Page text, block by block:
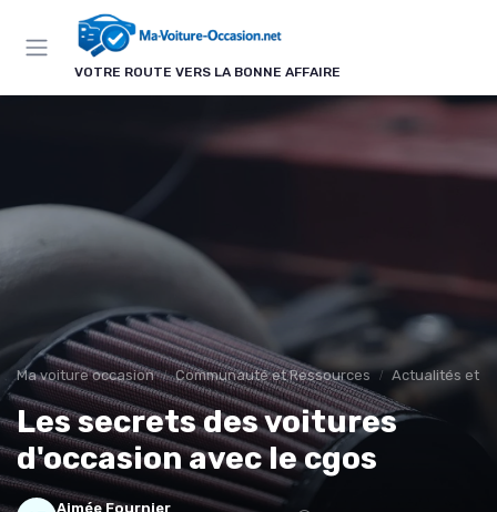
VOTRE ROUTE VERS LA BONNE AFFAIRE
Ma voiture occasion Communauté et Ressources Actualités et
Les secrets des voitures
d'occasion avec le cgos
Aimée Fournier
Panneau de gestion des cookies